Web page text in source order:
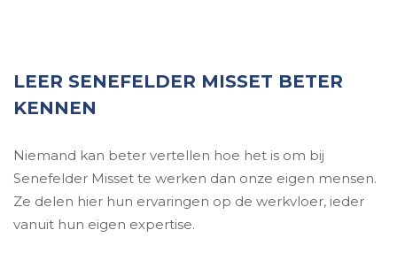
LEER SENEFELDER MISSET BETER
KENNEN
Niemand kan beter vertellen hoe het is om bij
Senefelder Misset te werken dan onze eigen mensen.
Ze delen hier hun ervaringen op de werkvloer, ieder
vanuit hun eigen expertise.